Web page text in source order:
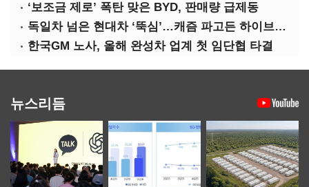
‘보조금 제로’ 폭탄 맞은 BYD, 판매량 급제동
독일차 넘은 현대차 ‘뚝심’…캐즘 파고든 하이브리드 역전극
한국GM 노사, 올해 완성차 업계 첫 임단협 타결
뉴스리듬